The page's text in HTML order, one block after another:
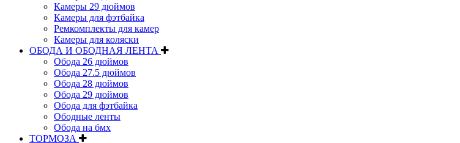
Камеры 29 дюймов
Камеры для фэтбайка
Ремкомплекты для камер
Камеры для коляски
ОБОДА И ОБОДНАЯ ЛЕНТА
Обода 26 дюймов
Обода 27.5 дюймов
Обода 28 дюймов
Обода 29 дюймов
Обода для фэтбайка
Ободные ленты
Обода на бмх
ТОРМОЗА